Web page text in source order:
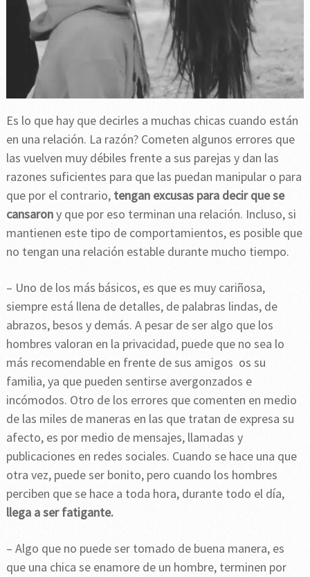
Es lo que hay que decirles a muchas chicas cuando están
en una relación. La razón? Cometen algunos errores que
las vuelven muy débiles frente a sus parejas y dan las
razones suficientes para que las puedan manipular o para
que por el contrario, tengan excusas para decir que se
cansarony que por eso terminan una relación. Incluso, si
mantienen este tipo de comportamientos, es posible que
no tengan una relación estable durante mucho tiempo.
– Uno de los más básicos, es que es muy cariñosa,
siempre está llena de detalles, de palabras lindas, de
abrazos, besos y demás. A pesar de ser algo que los
hombres valoran en la privacidad, puede que no sea lo
más recomendable en frente de sus amigos os su
familia, ya que pueden sentirse avergonzados e
incómodos. Otro de los errores que comenten en medio
de las miles de maneras en las que tratan de expresa su
afecto, es por medio de mensajes, llamadas y
publicaciones en redes sociales. Cuando se hace una que
otra vez, puede ser bonito, pero cuando los hombres
perciben que se hace a toda hora, durante todo el día,
llega a ser fatigante.
– Algo que no puede ser tomado de buena manera, es
que una chica se enamore de un hombre, terminen por